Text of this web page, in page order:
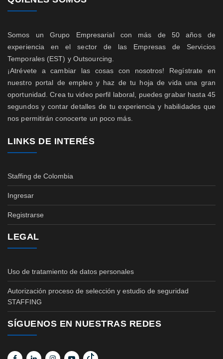
Somos un Grupo Empresarial con más de 50 años de
experiencia en el sector de las Empresas de Servicios
Temporales (EST) y Outsourcing.
¡Atrévete a cambiar las cosas con nosotros! Regístrate en
nuestro portal de empleo y haz de tu hoja de vida una gran
oportunidad. Crea tu video perfil laboral, puedes grabar hasta 45
segundos y contar detalles de tu experiencia y habilidades que
nos permitirán conocerte un poco más.
LINKS DE INTERÉS
Staffing de Colombia
Ingresar
Registrarse
LEGAL
Uso de tratamiento de datos personales
Autorización proceso de selección y estudio de seguridad
STAFFING
SÍGUENOS EN NUESTRAS REDES